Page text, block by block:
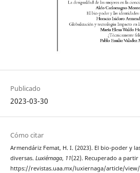
Publicado
2023-03-30
Cómo citar
Armendáriz Femat, H. I. (2023). El bio-poder y
diversas. Luxiérnaga, 11(22). Recuperado a partir
https://revistas.uaa.mx/luxiernaga/article/view/